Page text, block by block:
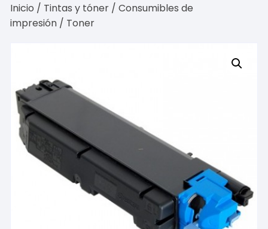
Inicio / Tintas y tóner /Consumibles de
impresión / Toner